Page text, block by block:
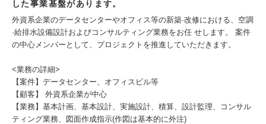
した事業基盤があります。
外資系企業のデータセンターやオフィス等の新築·改修における、空調
·給排水設備設計およびコンサルティング業務をお任 せします。 案件
の中心メンバーとして、プロジェクトを推進していただきます。
<業務の詳細>
【案件】データセンター、オフィスビル等
【顧客】 外資系企業が中心
【業務】基本計画、基本設計、実施設計、積算、設計監理、コンサル
ティング業務、図面作成指示(作図は基本的に外注)